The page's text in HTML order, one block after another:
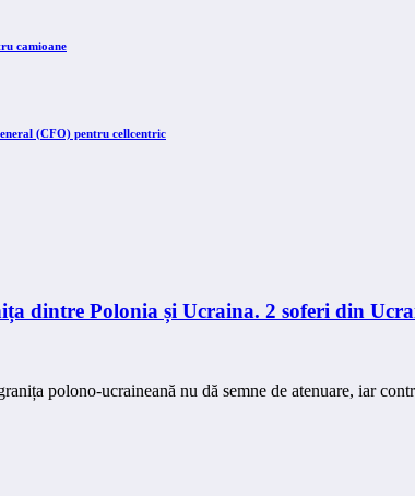
camioane
(CFO) pentru cellcentric
dintre Polonia și Ucraina. 2 soferi din
polono-ucraineană nu dă semne de atenuare, iar